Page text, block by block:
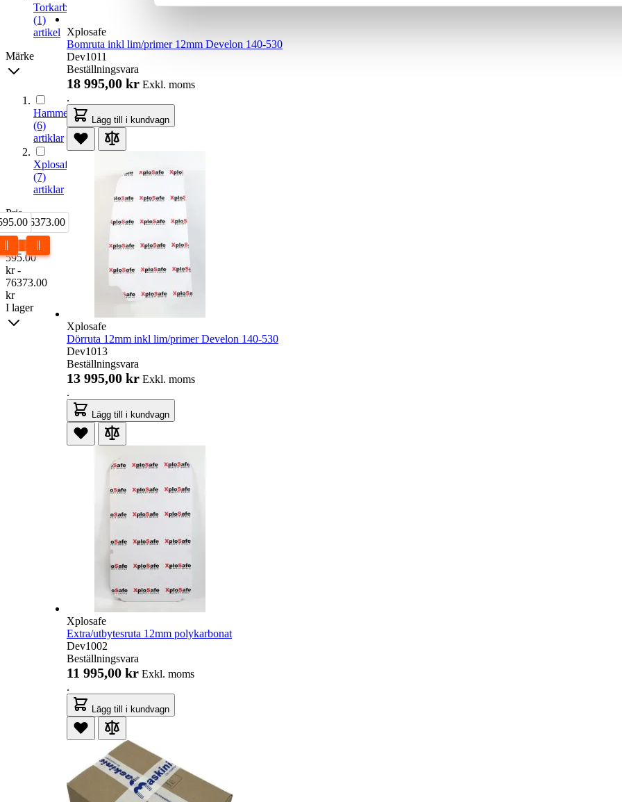
Torkarblad
(1)
artikel
Märke
Hammerglass
(6)
artiklar
Xplosafe
(7)
artiklar
Pris
kr 76373.00
595.00
kr -
76373.00
kr
I lager
Xplosafe
Bomruta inkl lim/primer 12mm Develon 140-530
Dev1011
Beställningsvara
18 995,00 kr Exkl. moms
.
Lägg till i kundvagn
Xplosafe
Dörruta 12mm inkl lim/primer Develon 140-530
Dev1013
Beställningsvara
13 995,00 kr Exkl. moms
.
Lägg till i kundvagn
Xplosafe
Extra/utbytesruta 12mm polykarbonat
Dev1002
Beställningsvara
11 995,00 kr Exkl. moms
.
Lägg till i kundvagn